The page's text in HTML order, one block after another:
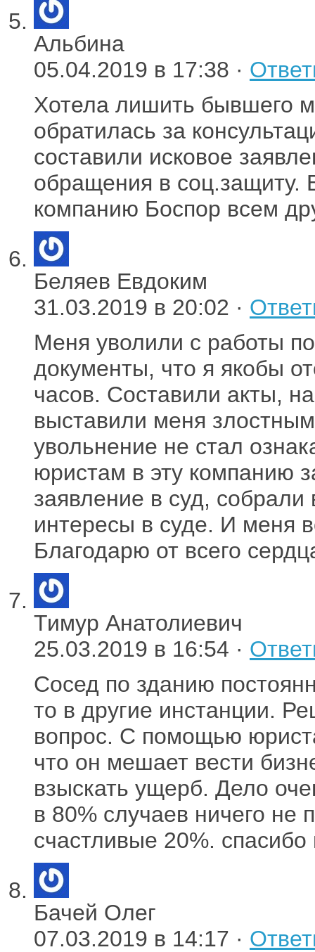
Альбина
05.04.2019 в 17:38 ·
Хотела лишить бывшего
обратилась за
составили исковое
обращения в соц.защиту.
компанию Боспор всем
Беляев Евдоким
31.03.2019 в 20:02 ·
Меня уволили с работы
документы, что я якобы
часов. Составили акты,
выставили меня
увольнение не стал
юристам в эту компанию
заявление в суд,
интересы в суде. И меня
Благодарю от всего
Тимур Анатолиевич
25.03.2019 в 16:54 ·
Сосед по зданию
то в другие инстанции.
вопрос. С помощью
что он мешает вести
взыскать ущерб. Дело
в 80% случаев ничего
счастливые 20%.
Бачей Олег
07.03.2019 в 14:17 ·